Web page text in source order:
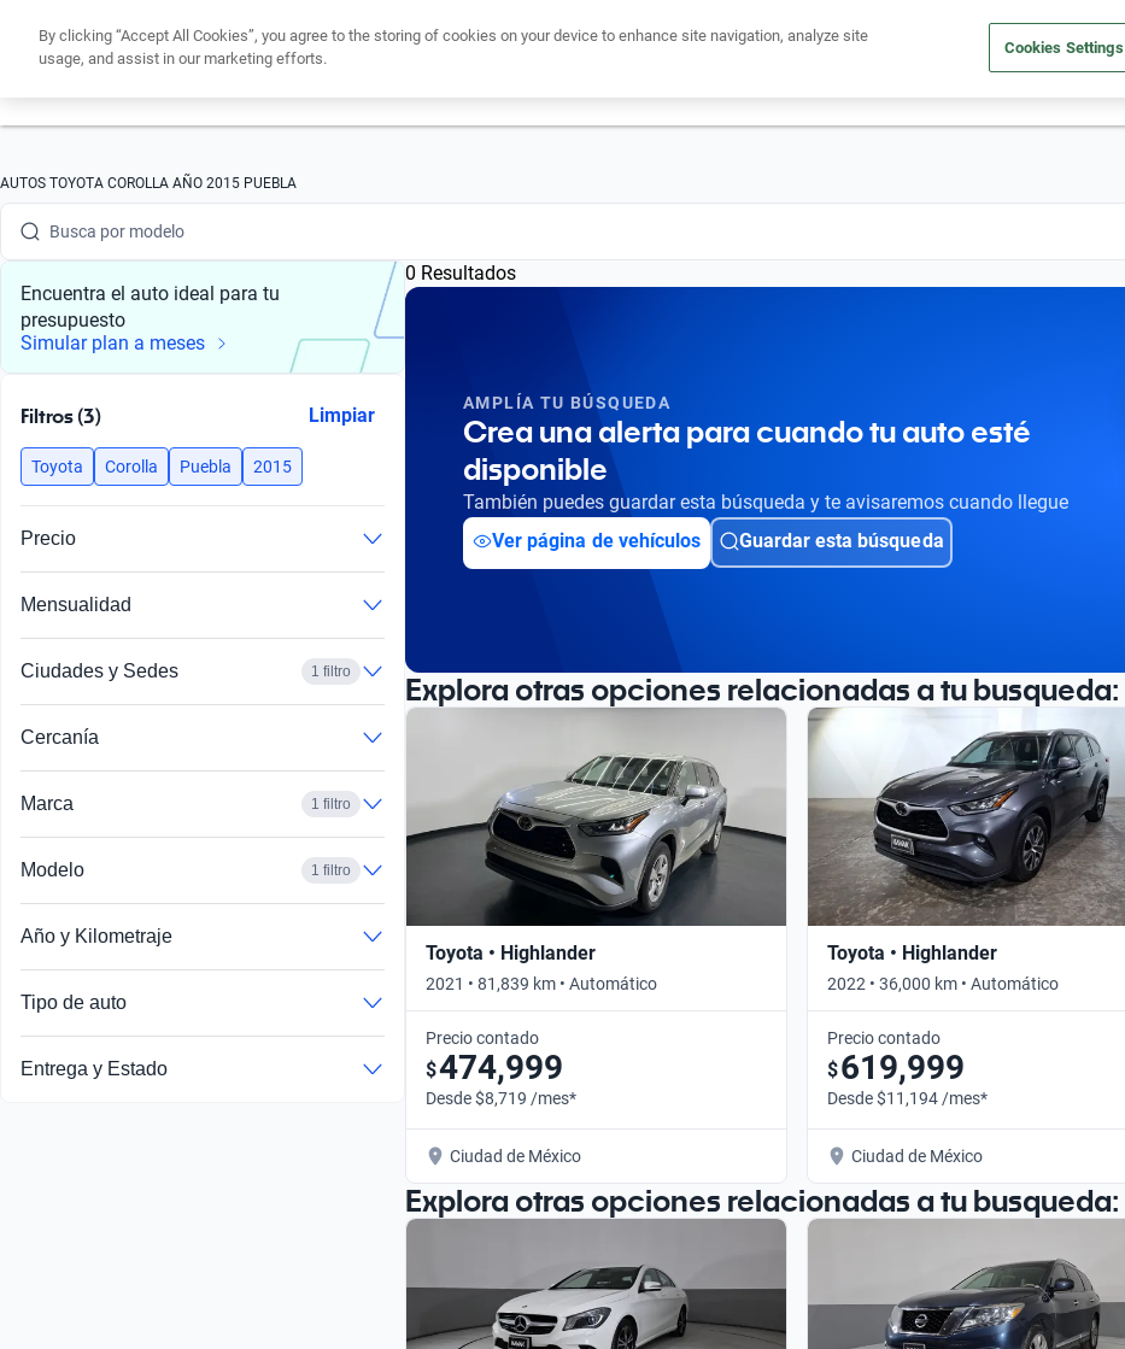
Cuida tu auto Nosotros
AUTOS TOYOTA COROLLA AÑO 2015 PUEBLA
Busca por marca
Busca por modelo
Busca por versión
Busca por año
Busca por modelo
Busca por año
Encuentra el auto ideal para tu
presupuesto
Simular plan a meses
Filtros (3) Limpiar
Toyota Corolla Puebla 2015
Precio
Mensualidad
Ciudades y Sedes 1 filtro
Cercanía
Marca 1 filtro
Modelo 1 filtro
Año y Kilometraje
Tipo de auto
Entrega y Estado
0 Resultados
AMPLÍA TU BÚSQUEDA
Crea una alerta para cuando tu auto esté
disponible
También puedes guardar esta búsqueda y te avisaremos cuando llegue
Ver página de vehículos
Guardar esta búsqueda
Explora otras opciones relacionadas a tu busqueda:
Toyota • Highlander
2021 • 81,839 km • Automático
Precio contado
$474,999
Desde $8,719 /mes*
Ciudad de México
Toyota • Highlander
2022 • 36,000 km • Automático
Precio contado
$619,999
Desde $11,194 /mes*
Ciudad de México
Explora otras opciones relacionadas a tu busqueda:
By clicking “Accept All Cookies”, you agree to the storing of cookies on your device to enhance site navigation, analyze site
usage, and assist in our marketing efforts.
Cookies Settings